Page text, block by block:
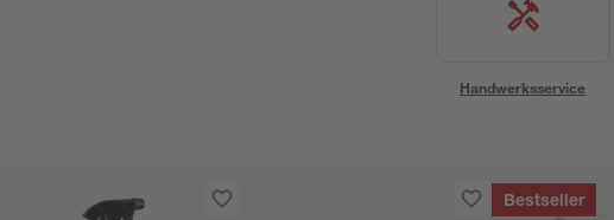
Handwerksservice
Bestseller